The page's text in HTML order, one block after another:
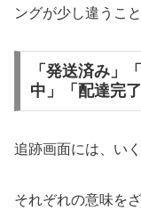
ングが少し違うこ
「発送済み」
中」「配達完
追跡画面には、い
それぞれの意味を